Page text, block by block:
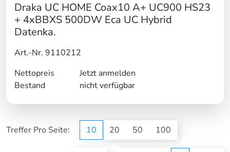
Draka UC HOME Coax10 A+ UC900 HS23
+ 4xBBXS 500DW Eca UC Hybrid
Datenka.
Art.-Nr. 9110212
Nettopreis
Jetzt anmelden
Bestand
nicht verfügbar
Treffer Pro Seite: 10 20 50 100